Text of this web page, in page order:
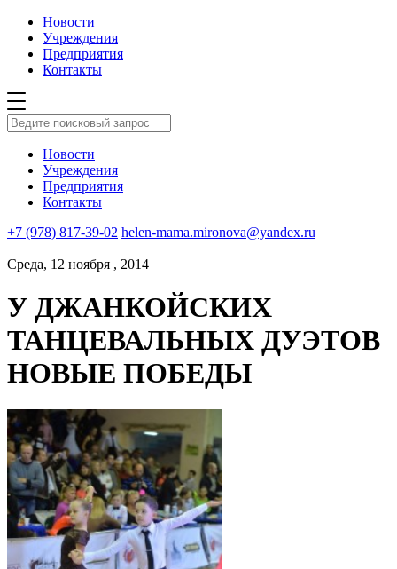
Новости
Учреждения
Предприятия
Контакты
Новости
Учреждения
Предприятия
Контакты
+7 (978) 817-39-02 helen-mama.mironova@yandex.ru
Среда, 12 ноября , 2014
У ДЖАНКОЙСКИХ
ТАНЦЕВАЛЬНЫХ ДУЭТОВ
НОВЫЕ ПОБЕДЫ